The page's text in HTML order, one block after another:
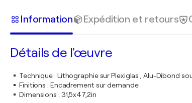
Information Expédition et retours
Détails de l'œuvre
Technique: Lithographie sur Plexiglas , Alu-Dibond
Finitions : Encadrement sur demande
Dimensions : 31,5x47,2in